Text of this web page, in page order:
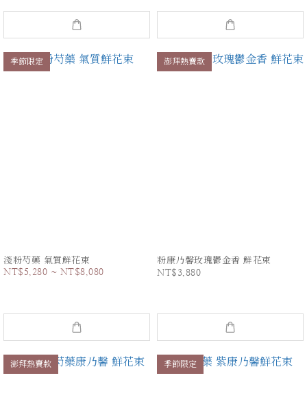
季節限定
淺粉芍藥 氣質鮮花束
NT$5,280 ~ NT$8,080
澎拜熱賣款
粉康乃馨玫瑰鬱金香 鮮花束
NT$3,880
澎拜熱賣款 季節限定